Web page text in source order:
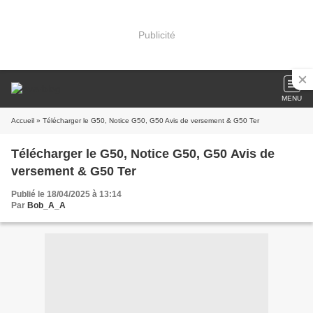
Publicité
MENU
Accueil » Télécharger le G50, Notice G50, G50 Avis de versement & G50 Ter
Télécharger le G50, Notice G50, G50 Avis de
versement & G50 Ter
Publié le 18/04/2025 à 13:14
Par Bob_A_A